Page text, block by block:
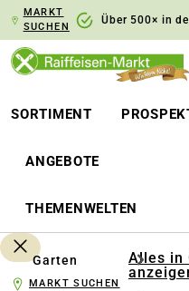
Zur
MARKT
SUCHEN
Über 500× in
SORTIMENT
ANGEBOTE
THEMENWELTEN
Garten
Alles in
MARKT SUCHEN